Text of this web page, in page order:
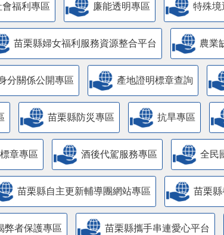
會福利專區 廉能透明專區 特殊境
苗栗縣婦女福利服務資源整合平台 農業
分關係公開專區 產地證明標章查詢
苗栗縣防災專區 抗旱專區
章專區 酒後代駕服務專區 全民
苗栗縣自主更新輔導團網站專區 苗栗